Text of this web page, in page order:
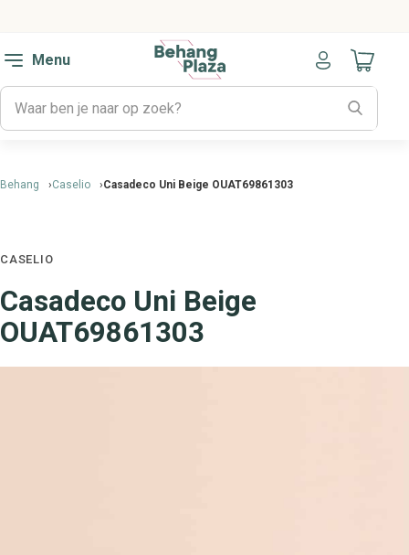
Menu
Naar
Behang Caselio Casadeco Uni Beige OUAT69861303
CASELIO
Casadeco Uni Beige
OUAT69861303